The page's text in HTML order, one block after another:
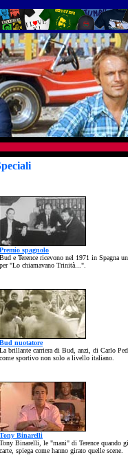
Premio spagnolo
Bud e Terence ricevono nel 1971 in Spagna
per "Lo chiamavano Trinità...".
Bud nuotatore
La brillante carriera di Bud, anzi, di Carlo
come sportivo non solo a livello italiano.
Tony Binarelli
Tony Binarelli, le "mani" di Terence quando
carte, spiega come hanno girato quelle scene.